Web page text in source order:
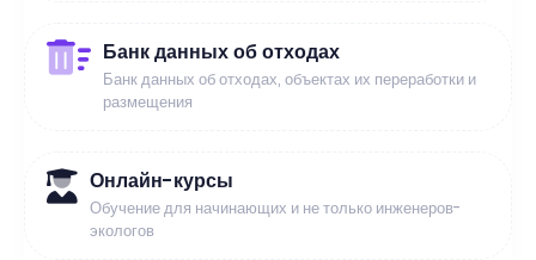
Банк данных об отходах
Банк данных об отходах, объектах их переработки и
размещения
Онлайн-курсы
Обучение для начинающих и не только инженеров-
экологов